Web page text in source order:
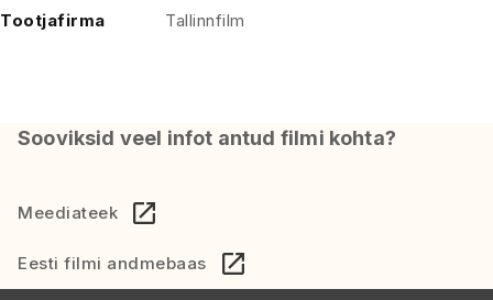
Tootjafirma Tallinnfilm
Sooviksid veel infot antud filmi kohta?
Meediateek
Eesti filmi andmebaas